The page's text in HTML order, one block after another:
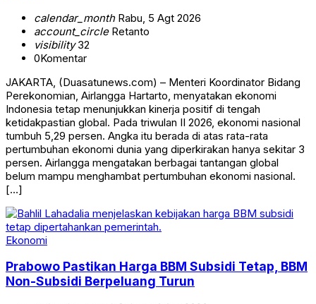
calendar_monthRabu, 5 Agt 2026
account_circleRetanto
visibility32
0Komentar
JAKARTA, (Duasatunews.com) – Menteri Koordinator Bidang
Perekonomian, Airlangga Hartarto, menyatakan ekonomi
Indonesia tetap menunjukkan kinerja positif di tengah
ketidakpastian global. Pada triwulan II 2026, ekonomi nasional
tumbuh 5,29 persen. Angka itu berada di atas rata-rata
pertumbuhan ekonomi dunia yang diperkirakan hanya sekitar 3
persen. Airlangga mengatakan berbagai tantangan global
belum mampu menghambat pertumbuhan ekonomi nasional.
[…]
Ekonomi
Prabowo Pastikan Harga BBM Subsidi Tetap, BBM
Non-Subsidi Berpeluang Turun